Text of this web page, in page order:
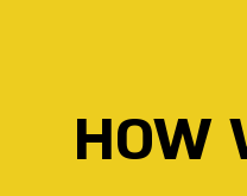
HOW